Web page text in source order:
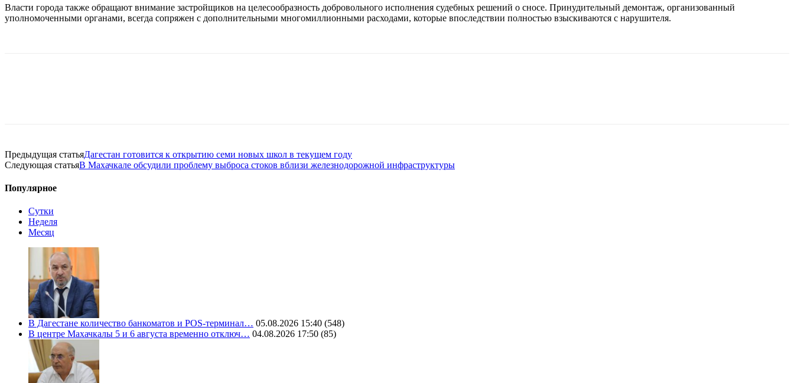
Власти города также обращают внимание застройщиков на целесообразность добровольного исполнения судебных решений о сносе. Принудительный демонтаж, организованный
уполномоченными органами, всегда сопряжен с дополнительными многомиллионными расходами, которые впоследствии полностью взыскиваются с нарушителя.
Предыдущая статьяДагестан готовится к открытию семи новых школ в текущем году
Следующая статьяВ Махачкале обсудили проблему выброса стоков вблизи железнодорожной инфраструктуры
Популярное
Сутки
Неделя
Месяц
В Дагестане количество банкоматов и POS-терминал… 05.08.2026 15:40 (548)
В центре Махачкалы 5 и 6 августа временно отключ… 04.08.2026 17:50 (85)